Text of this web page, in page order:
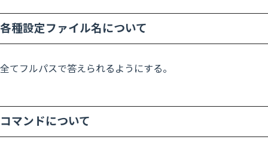
各種設定ファイル名について
全てフルパスで答えられるようにする。
コマンドについて